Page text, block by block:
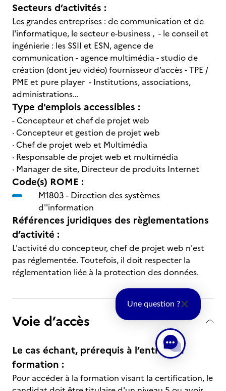
Secteurs d’activités :
Les grandes entreprises : de communication et de
l'informatique, le secteur e-business , - le conseil et
ingénierie : les SSII et ESN, agence de
communication - agence multimédia - studio de
création (dont jeu vidéo) fournisseur d’accès - TPE /
PME et pure player - Institutions, associations,
administrations…
Type d'emplois accessibles :
- Concepteur et chef de projet web
· Concepteur et gestion de projet web
· Chef de projet web et Multimédia
· Responsable de projet web et multimédia
· Manager de site, Directeur de produits Internet
Code(s) ROME :
M1803 - Direction des systèmes
d''information
Références juridiques des règlementations
d’activité :
L'activité du concepteur, chef de projet web n'est
pas réglementée. Toutefois, il doit respecter la
réglementation liée à la protection des données.
Voie d’accès
Le cas échant, prérequis à l’entrée en
formation :
Pour accéder à la formation visant la certification, le
Une question ?